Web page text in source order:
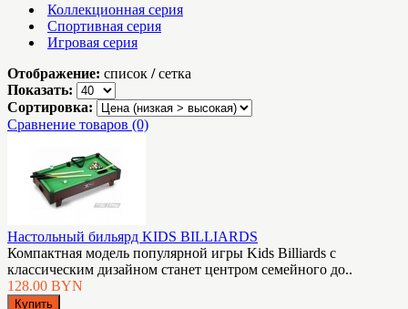
Коллекционная серия
Спортивная серия
Игровая серия
Отображение: список / сетка
Показать:
Сортировка:
Сравнение товаров (0)
Настольный бильярд KIDS BILLIARDS
Компактная модель популярной игры Kids Billiards с
классическим дизайном станет центром семейного до..
128.00 BYN